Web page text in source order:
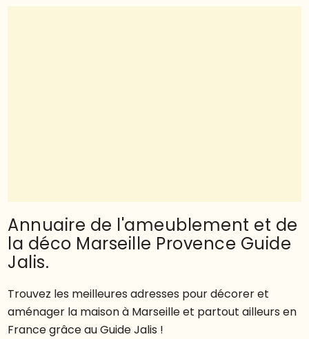
Annuaire de l'ameublement et de
la déco Marseille Provence Guide
Jalis.
Trouvez les meilleures adresses pour décorer et
aménager la maison à Marseille et partout ailleurs en
France grâce au Guide Jalis !